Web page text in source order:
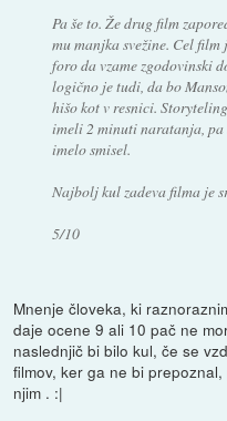
Pa še to. Že drug film
mu manjka svežine. Cel
foro da vzame zgodovinski
logično je tudi, da bo
hišo kot v resnici.
imeli 2 minuti naratanja, pa
imelo smisel.
Najbolj kul zadeva filma je
5/10
Mnenje človeka, ki
daje ocene 9 ali 10 pač ne
naslednjič bi bilo kul, če se
filmov, ker ga ne bi
njim . :|